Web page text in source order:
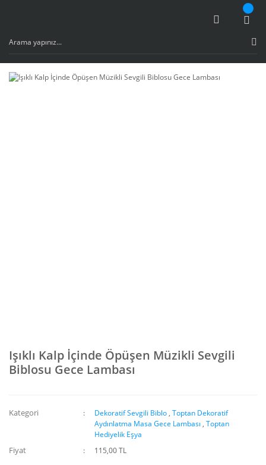
Işıklı Kalp İçinde Öpüşen Müzikli Sevgili
Biblosu Gece Lambası
Kategori Dekoratif Sevgili Biblo ,Toptan Dekoratif
Aydınlatma Masa Gece Lambası ,Toptan
Hediyelik Eşya
Fiyat 115,00 TL